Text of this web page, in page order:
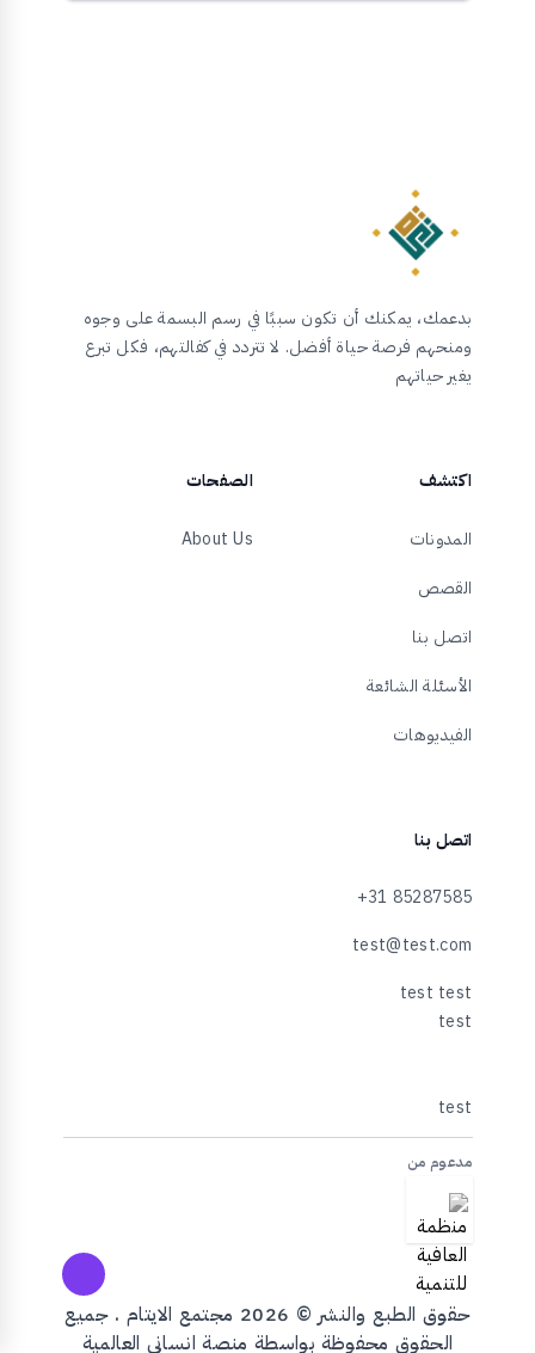
بدعمك، يمكنك أن تكون سببًا في رسم البسمة على وجوه
ومنحهم فرصة حياة أفضل. لا تتردد في كفالتهم، فكل تبرع
يغير حياتهم
اكتشف
المدونات
القصص
اتصل بنا
الأسئلة الشائعة
الفيديوهات
الصفحات
About Us
اتصل بنا
+31 85287585
test@test.com
test
مدعوم من
حقوق الطبع والنشر © 2026 مجتمع الايتام . جميع
الحقوق محفوظة بواسطة منصة انساني العالمية